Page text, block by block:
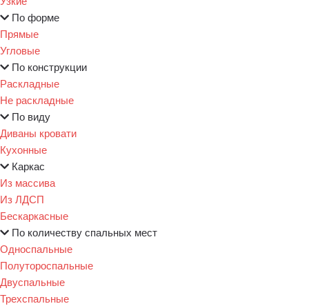
По форме
Прямые
Угловые
По конструкции
Раскладные
Не раскладные
По виду
Диваны кровати
Кухонные
Каркас
Из массива
Из ЛДСП
Бескаркасные
По количеству спальных мест
Односпальные
Полутороспальные
Двуспальные
Трехспальные